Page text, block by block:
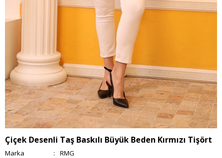
Çiçek Desenli Taş Baskılı Büyük Beden Kırmızı Tişört
Marka :
RMG